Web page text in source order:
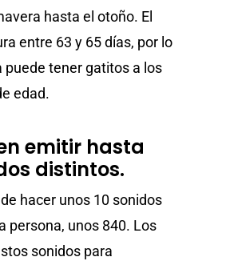
hasta el otoño. El
entre 63 y 65 días, por lo
puede tener gatitos a los
edad.
emitir hasta
distintos.
hacer unos 10 sonidos
persona, unos 840. Los
sonidos para